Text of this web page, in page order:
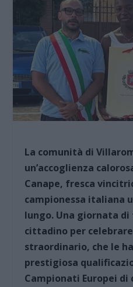
La comunità di
un’accoglienza
Canape, fresca
campionessa italiana
lungo. Una giornata
cittadino per
straordinario, che le
prestigiosa
Campionati Europei di